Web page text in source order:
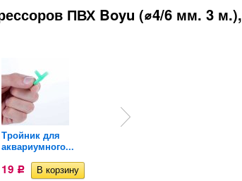
ПВХ Boyu (⌀4/6 мм. 3 м.),
Тройник для
аквариумного...
19 Р